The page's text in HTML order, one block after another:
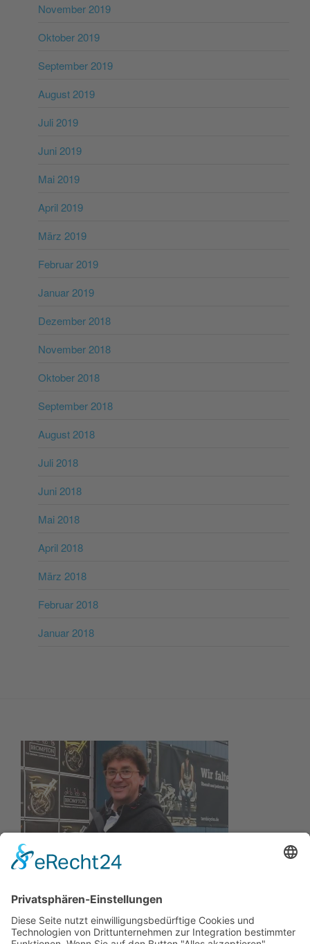
November 2019
Oktober 2019
September 2019
August 2019
Juli 2019
Juni 2019
Mai 2019
April 2019
März 2019
Februar 2019
Januar 2019
Dezember 2018
November 2018
Oktober 2018
September 2018
August 2018
Juli 2018
Juni 2018
Mai 2018
April 2018
März 2018
Februar 2018
Januar 2018
Wir wollen Ihr persönlicher Online Marine Spezialist sein,